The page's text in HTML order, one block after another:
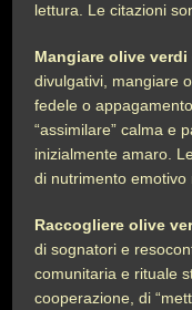
lettura. Le citazioni
Mangiare olive
divulgativi, mangiare
fedele o
“assimilare” calma e
inizialmente amaro.
di nutrimento emotivo
Raccogliere olive
di sognatori e
comunitaria e rituale
cooperazione, di